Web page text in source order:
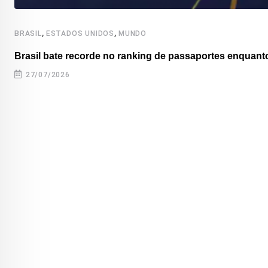
BRASIL, ESTADOS UNIDOS ,MUNDO
Brasil bate recorde no ranking de passaportes
27/07/2026